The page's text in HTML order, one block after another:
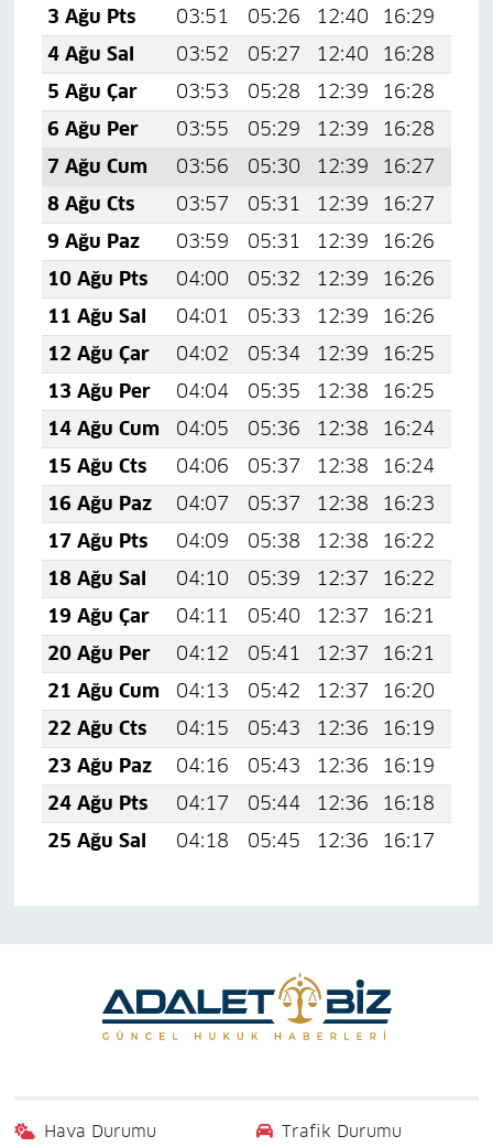
3 Ağu Pts
03:51 05:26 12:40 16:29
4 Ağu Sal
03:52 05:27 12:40 16:28
5 Ağu Çar
03:53 05:28 12:39 16:28
6 Ağu Per
03:55 05:29 12:39 16:28
7 Ağu Cum
03:56 05:30 12:39 16:27
8 Ağu Cts
03:57 05:31 12:39 16:27
9 Ağu Paz
03:59 05:31 12:39 16:26
10 Ağu Pts
04:00 05:32 12:39 16:26
11 Ağu Sal
04:01 05:33 12:39 16:26
12 Ağu Çar
04:02 05:34 12:39 16:25
13 Ağu Per
04:04 05:35 12:38 16:25
14 Ağu Cum
04:05 05:36 12:38 16:24
15 Ağu Cts
04:06 05:37 12:38 16:24
16 Ağu Paz
04:07 05:37 12:38 16:23
17 Ağu Pts
04:09 05:38 12:38 16:22
18 Ağu Sal
04:10 05:39 12:37 16:22
19 Ağu Çar
04:11 05:40 12:37 16:21
20 Ağu Per
04:12 05:41 12:37 16:21
21 Ağu Cum
04:13 05:42 12:37 16:20
22 Ağu Cts
04:15 05:43 12:36 16:19
23 Ağu Paz
04:16 05:43 12:36 16:19
24 Ağu Pts
04:17 05:44 12:36 16:18
25 Ağu Sal
04:18 05:45 12:36 16:17
Hava Durumu Trafik Durumu